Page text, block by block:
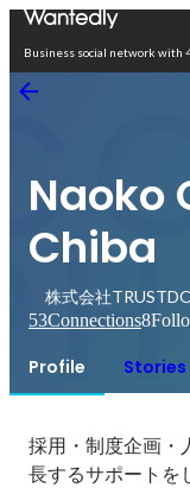
Business social network with
Naoko
Chiba
株式会社
53Connections8
Profile Stories
採用・制度企画・
長するサポートを